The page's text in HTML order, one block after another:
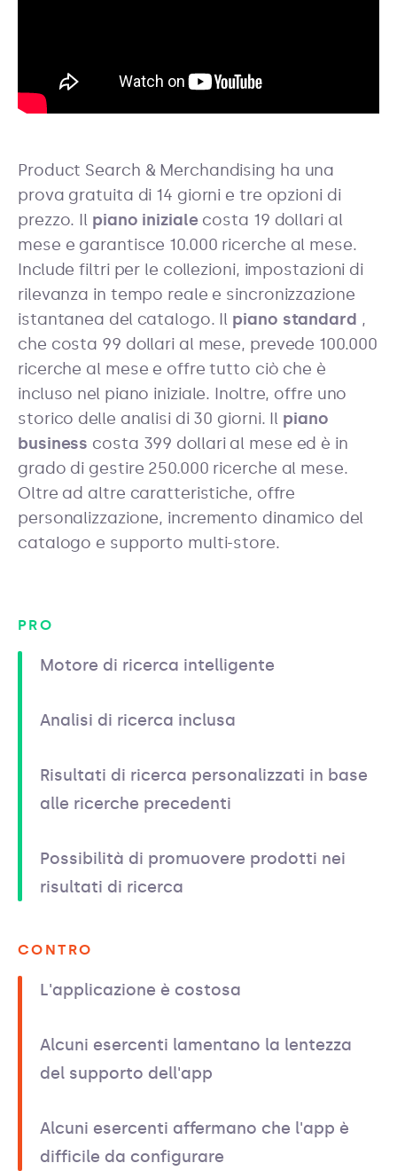
Product Search & Merchandising ha una
prova gratuita di 14 giorni e tre opzioni di
prezzo. Il piano iniziale costa 19 dollari al
mese e garantisce 10.000 ricerche al mese.
Include filtri per le collezioni, impostazioni di
rilevanza in tempo reale e sincronizzazione
istantanea del catalogo. Il piano standard ,
che costa 99 dollari al mese, prevede 100.000
ricerche al mese e offre tutto ciò che è
incluso nel piano iniziale. Inoltre, offre uno
storico delle analisi di 30 giorni. Il piano
business costa 399 dollari al mese ed è in
grado di gestire 250.000 ricerche al mese.
Oltre ad altre caratteristiche, offre
personalizzazione, incremento dinamico del
catalogo e supporto multi-store.
PRO
Motore di ricerca intelligente
Analisi di ricerca inclusa
Risultati di ricerca personalizzati in base
alle ricerche precedenti
Possibilità di promuovere prodotti nei
risultati di ricerca
CONTRO
L'applicazione è costosa
Alcuni esercenti lamentano la lentezza
del supporto dell'app
Alcuni esercenti affermano che l'app è
difficile da configurare